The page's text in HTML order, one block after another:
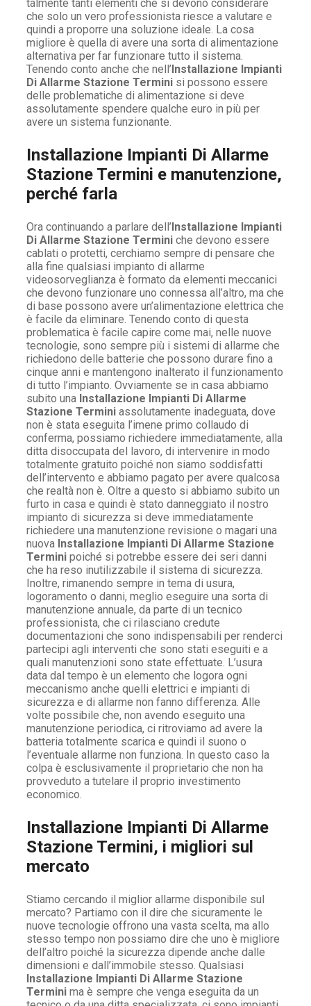
talmente tanti elementi che si devono considerare
che solo un vero professionista riesce a valutare e
quindi a proporre una soluzione ideale. La cosa
migliore è quella di avere una sorta di alimentazione
alternativa per far funzionare tutto il sistema.
Tenendo conto anche che nell’Installazione Impianti
Di Allarme Stazione Termini si possono essere
delle problematiche di alimentazione si deve
assolutamente spendere qualche euro in più per
avere un sistema funzionante.
Installazione Impianti Di Allarme
Stazione Termini e manutenzione,
perché farla
Ora continuando a parlare dell’Installazione Impianti
Di Allarme Stazione Termini che devono essere
cablati o protetti, cerchiamo sempre di pensare che
alla fine qualsiasi impianto di allarme
videosorveglianza è formato da elementi meccanici
che devono funzionare uno connessa all’altro, ma che
di base possono avere un’alimentazione elettrica che
è facile da eliminare. Tenendo conto di questa
problematica è facile capire come mai, nelle nuove
tecnologie, sono sempre più i sistemi di allarme che
richiedono delle batterie che possono durare fino a
cinque anni e mantengono inalterato il funzionamento
di tutto l’impianto. Ovviamente se in casa abbiamo
subito una Installazione Impianti Di Allarme
Stazione Termini assolutamente inadeguata, dove
non è stata eseguita l’imene primo collaudo di
conferma, possiamo richiedere immediatamente, alla
ditta disoccupata del lavoro, di intervenire in modo
totalmente gratuito poiché non siamo soddisfatti
dell’intervento e abbiamo pagato per avere qualcosa
che realtà non è. Oltre a questo si abbiamo subito un
furto in casa e quindi è stato danneggiato il nostro
impianto di sicurezza si deve immediatamente
richiedere una manutenzione revisione o magari una
nuova Installazione Impianti Di Allarme Stazione
Termini poiché si potrebbe essere dei seri danni
che ha reso inutilizzabile il sistema di sicurezza.
Inoltre, rimanendo sempre in tema di usura,
logoramento o danni, meglio eseguire una sorta di
manutenzione annuale, da parte di un tecnico
professionista, che ci rilasciano credute
documentazioni che sono indispensabili per renderci
partecipi agli interventi che sono stati eseguiti e a
quali manutenzioni sono state effettuate. L’usura
data dal tempo è un elemento che logora ogni
meccanismo anche quelli elettrici e impianti di
sicurezza e di allarme non fanno differenza. Alle
volte possibile che, non avendo eseguito una
manutenzione periodica, ci ritroviamo ad avere la
batteria totalmente scarica e quindi il suono o
l’eventuale allarme non funziona. In questo caso la
colpa è esclusivamente il proprietario che non ha
provveduto a tutelare il proprio investimento
economico.
Installazione Impianti Di Allarme
Stazione Termini, i migliori sul
mercato
Stiamo cercando il miglior allarme disponibile sul
mercato? Partiamo con il dire che sicuramente le
nuove tecnologie offrono una vasta scelta, ma allo
stesso tempo non possiamo dire che uno è migliore
dell’altro poiché la sicurezza dipende anche dalle
dimensioni e dall’immobile stesso. Qualsiasi
Installazione Impianti Di Allarme Stazione
Termini ma è sempre che venga eseguita da un